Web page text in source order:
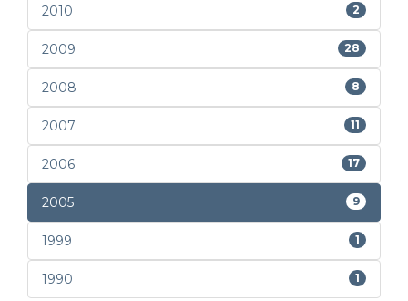
2010 2
2009 28
2008 8
2007 11
2006 17
2005 9
1999 1
1990 1